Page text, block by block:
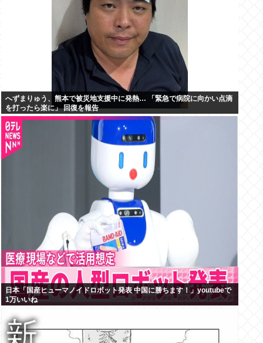
へずまりゅう、熊本で被災地支援中に発熱… 「緊急で病院に向かい点滴
を打ったら楽に」 回復を報告
日本「国産ヒューマノイドロボット発表 中国に勝ちます！」youtubeで
1万いいね